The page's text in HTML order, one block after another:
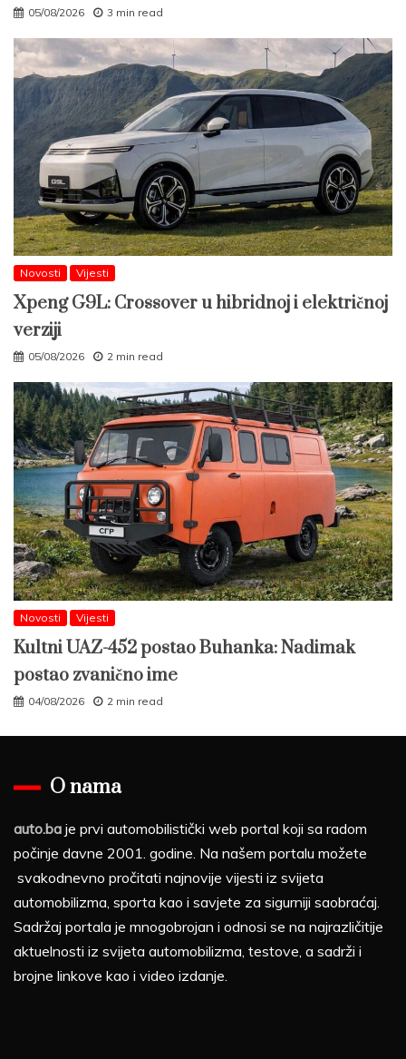
05/08/2026 3 min read
Novosti Vijesti
Xpeng G9L: Crossover u hibridnoj i električnoj
verziji
05/08/2026 2 min read
Novosti Vijesti
Kultni UAZ-452 postao Buhanka: Nadimak
postao zvanično ime
04/08/2026 2 min read
O nama
auto.ba je prvi automobilistički web portal koji sa radom
počinje davne 2001. godine. Na našem portalu možete
svakodnevno pročitati najnovije vijesti iz svijeta
automobilizma, sporta kao i savjete za sigurniji saobraćaj.
Sadržaj portala je mnogobrojan i odnosi se na najrazličitije
aktuelnosti iz svijeta automobilizma, testove, a sadrži i
brojne linkove kao i video izdanje.